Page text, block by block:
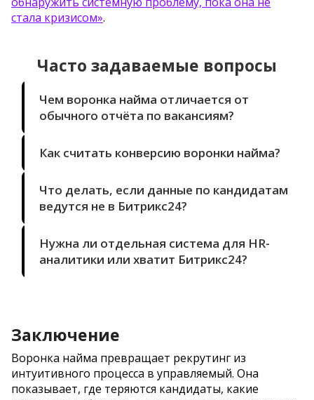
стала кризисом».
Часто задаваемые вопросы
Чем воронка найма отличается от
обычного отчёта по вакансиям?
Как считать конверсию воронки найма?
Что делать, если данные по кандидатам
ведутся не в Битрикс24?
Нужна ли отдельная система для HR-
аналитики или хватит Битрикс24?
Заключение
Воронка найма превращает рекрутинг из
интуитивного процесса в управляемый. Она
показывает, где теряются кандидаты, какие